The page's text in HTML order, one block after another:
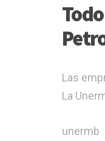
Las
La
unermb